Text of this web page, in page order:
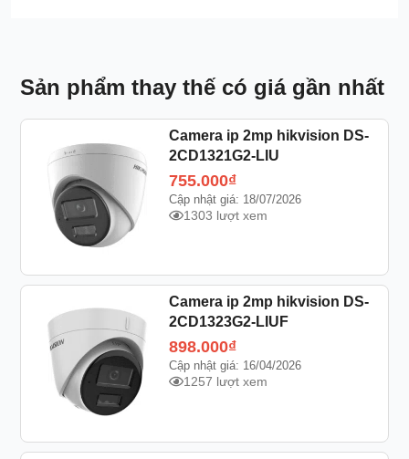
Sản phẩm thay thế có giá gần nhất
Camera ip 2mp hikvision DS-
2CD1321G2-LIU
755.000₫
Cập nhật giá: 18/07/2026
1303 lượt xem
Camera ip 2mp hikvision DS-
2CD1323G2-LIUF
898.000₫
Cập nhật giá: 16/04/2026
1257 lượt xem